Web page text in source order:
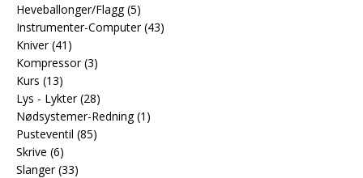
Heveballonger/Flagg (5)
Instrumenter-Computer (43)
Kniver (41)
Kompressor (3)
Kurs (13)
Lys - Lykter (28)
Nødsystemer-Redning (1)
Pusteventil (85)
Skrive (6)
Slanger (33)